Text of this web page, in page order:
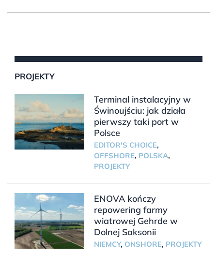
PROJEKTY
Terminal instalacyjny w
Świnoujściu: jak działa
pierwszy taki port w
Polsce
EDITOR'S CHOICE,
OFFSHORE, POLSKA,
PROJEKTY
ENOVA kończy
repowering farmy
wiatrowej Gehrde w
Dolnej Saksonii
NIEMCY, ONSHORE, PROJEKTY